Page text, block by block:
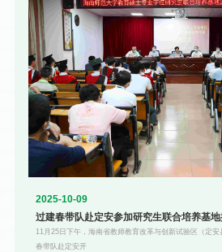
2025-10-09
过建春带队赴定安参加研究生联合培养基
11月25日下午，海南省教师教育改革与创新试验区（定
春带队赴定安开